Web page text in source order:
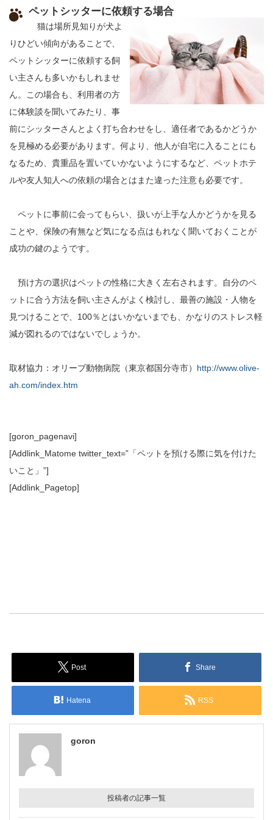
ペットシッターに依頼する場合
猫は場所見知りが犬よ
りひどい傾向があることで、
ペットシッターに依頼する飼
い主さんも多いかもしれませ
ん。この場合も、利用者の方
に体験談を聞いてみたり、事
前にシッターさんとよく打ち合わせをし、適任者であるかどうか
を見極める必要があります。何より、他人が自宅に入ることにも
なるため、貴重品を置いていかないようにするなど、ペットホテ
ルや友人知人への依頼の場合とはまた違った注意も必要です。
ペットに事前に会ってもらい、扱いが上手な人かどうかを見る
ことや、保険の有無など気になる点はもれなく聞いておくことが
成功の鍵のようです。
預け方の選択はペットの性格に大きく左右されます。自分のペ
ットに合う方法を飼い主さんがよく検討し、最善の施設・人物を
見つけることで、100％とはいかないまでも、かなりのストレス軽
減が図れるのではないでしょうか。
取材協力：オリーブ動物病院（東京都国分寺市） http://www.olive-
ah.com/index.htm
[goron_pagenavi]
[Addlink_Matome twitter_text=”「ペットを預ける際に気を付けた
いこと」”]
[Addlink_Pagetop]
Post Share
Hatena RSS
goron
投稿者の記事一覧